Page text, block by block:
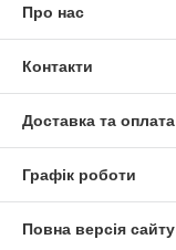
Про нас
Контакти
Доставка та оплата
Графік роботи
Повна версія сайту